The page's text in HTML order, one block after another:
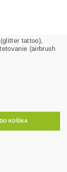
tattoo),
(airbrush